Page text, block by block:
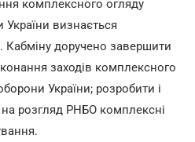
комплексного огляду
України визнається
доручено завершити
заходів комплексного
України; розробити і
розгляд РНБО комплексні